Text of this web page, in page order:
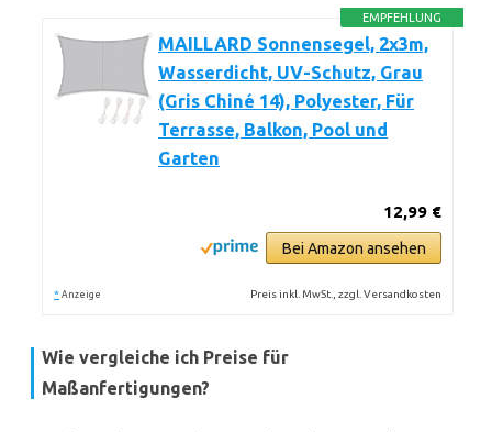
EMPFEHLUNG
MAILLARD Sonnensegel, 2x3m,
Wasserdicht, UV-Schutz, Grau
(Gris Chiné 14), Polyester, Für
Terrasse, Balkon, Pool und
Garten
12,99 €
Bei Amazon ansehen
* Anzeige Preis inkl. MwSt., zzgl. Versandkosten
Wie vergleiche ich Preise für
Maßanfertigungen?